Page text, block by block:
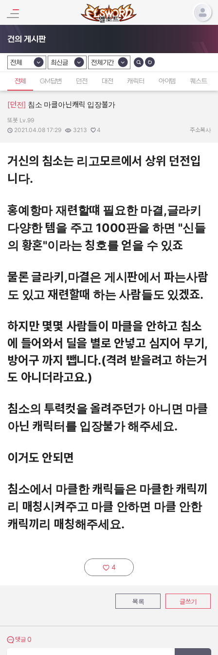
건의 게시판
카테고리 선택
전체
카테고리 선택
최신글
카테고리 선택
전체기간
전체 GM답변 던전 대전 캐릭터 아이템 퀘스트
[던전] 침소 마클아닌캐릭 입장불가
작성자:
또봇 Lv.99
작성일:
2021.04.08 17:29
조회수:
3213
추천수:
4 주소복사
거신의 침소는 리고모르에서 상위 던전입
니다.
홍예항마 재련할떄 필요한 마결,글라키
다양한 템을 주고 1000판을 하면 "신들
의 황혼"이라는 칭호를 얻을 수 있죠
물론 글라키,마결은 게시판에서 파는사람
도 있고 재련할때 하는 사람들도 있겠죠.
하지만 몇몇 사람들이 마클을 안하고 침소
에 들어와서 딜을 별로 안넣고 심지어 무기,
방어구 까지 뺍니다.(격려 받을려고 하는거
도 아니더라고요.)
침소의 투력컷을 올려주던가 아니면 마클
아닌 캐릭터를 입장불가 해주세요.
이거도 안되면
침소에서 마클한 캐릭들은 마클한 캐릭끼
리 매칭시켜주고 마클 안하면 마클 안한
캐릭끼리 매칭해주세요.
추천하기:
4
목록 글쓰기
댓글 보기
댓글 0